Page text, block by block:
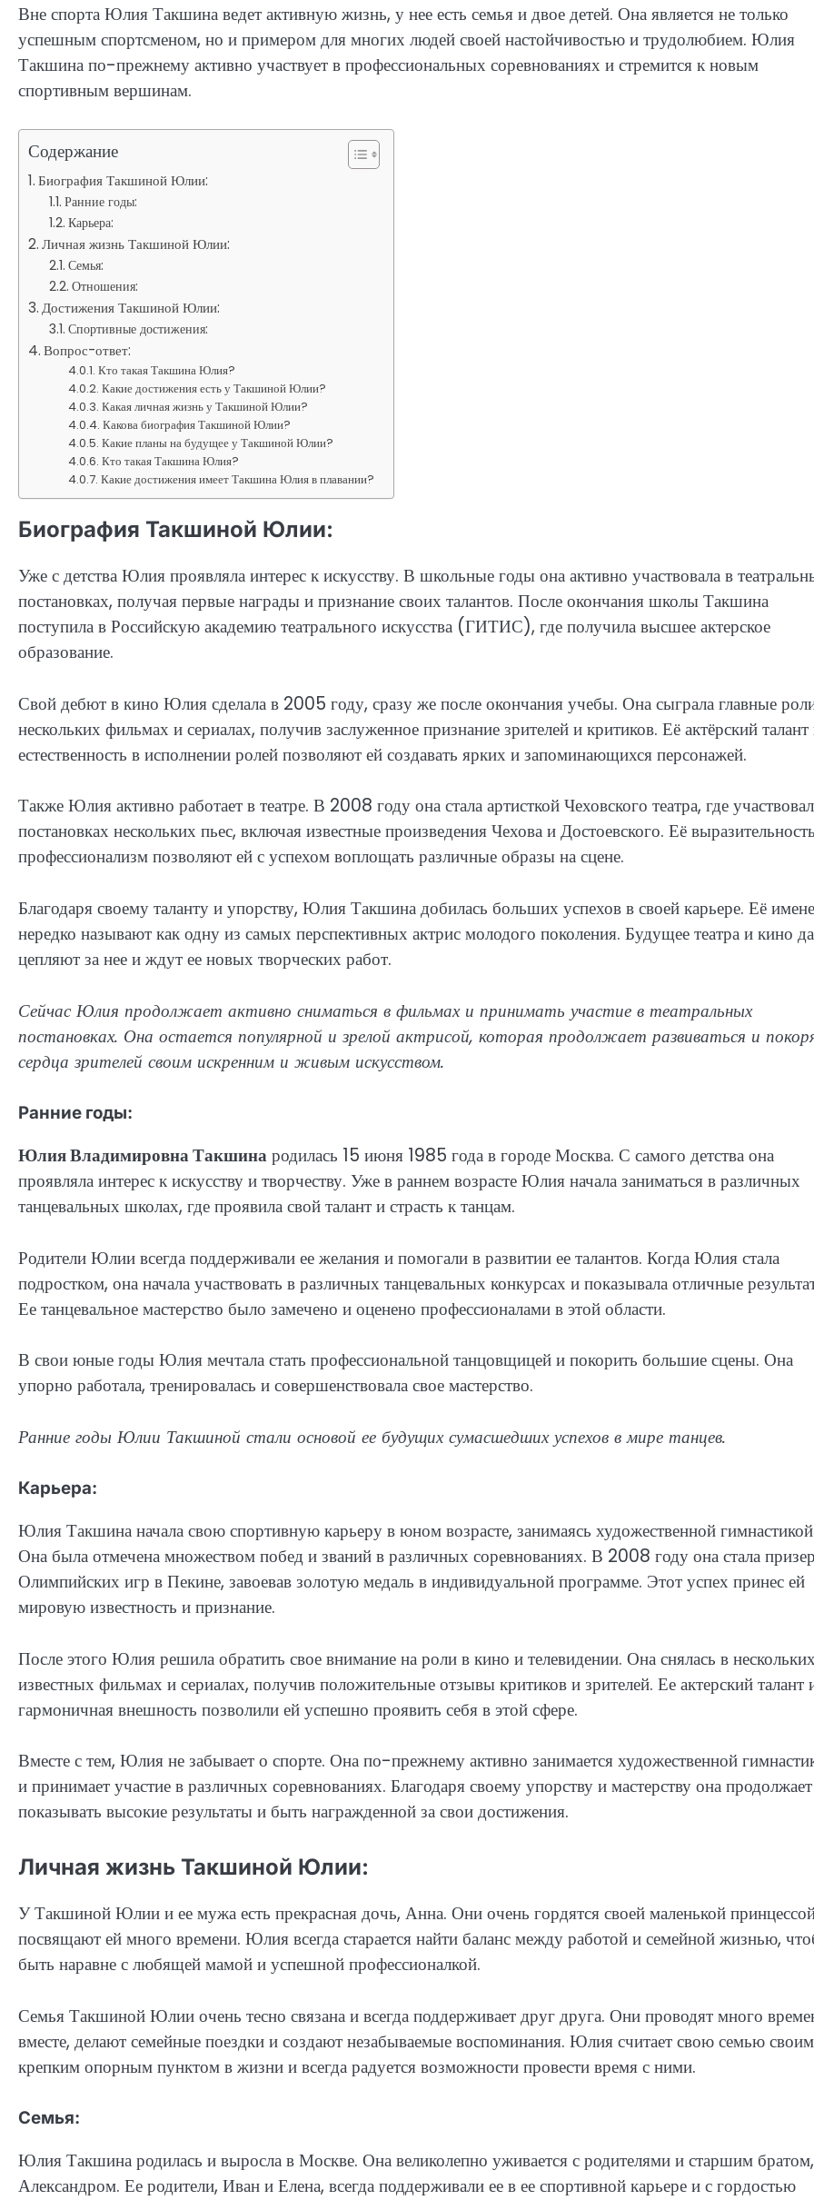
Вне спорта Юлия Такшина ведет активную жизнь, у нее есть семья и двое детей. Она является не только
успешным спортсменом, но и примером для многих людей своей настойчивостью и трудолюбием. Юлия
Такшина по-прежнему активно участвует в профессиональных соревнованиях и стремится к новым
спортивным вершинам.
Содержание
Биография Такшиной Юлии:
Ранние годы:
Карьера:
Личная жизнь Такшиной Юлии:
Семья:
Отношения:
Достижения Такшиной Юлии:
Спортивные достижения:
Вопрос-ответ:
Кто такая Такшина Юлия?
Какие достижения есть у Такшиной Юлии?
Какая личная жизнь у Такшиной Юлии?
Какова биография Такшиной Юлии?
Какие планы на будущее у Такшиной Юлии?
Кто такая Такшина Юлия?
Какие достижения имеет Такшина Юлия в плавании?
Биография Такшиной Юлии:
Уже с детства Юлия проявляла интерес к искусству. В школьные годы она активно участвовала в
постановках, получая первые награды и признание своих талантов. После окончания школы Такшина
поступила в Российскую академию театрального искусства (ГИТИС), где получила высшее актерское
образование.
Свой дебют в кино Юлия сделала в 2005 году, сразу же после окончания учебы. Она сыграла главные
нескольких фильмах и сериалах, получив заслуженное признание зрителей и критиков. Её актёрский талант
естественность в исполнении ролей позволяют ей создавать ярких и запоминающихся персонажей.
Также Юлия активно работает в театре. В 2008 году она стала артисткой Чеховского театра, где
постановках нескольких пьес, включая известные произведения Чехова и Достоевского. Её
профессионализм позволяют ей с успехом воплощать различные образы на сцене.
Благодаря своему таланту и упорству, Юлия Такшина добилась больших успехов в своей карьере. Её
нередко называют как одну из самых перспективных актрис молодого поколения. Будущее театра и кино
цепляют за нее и ждут ее новых творческих работ.
Сейчас Юлия продолжает активно сниматься в фильмах и принимать участие в театральных
постановках. Она остается популярной и зрелой актрисой, которая продолжает развиваться и
сердца зрителей своим искренним и живым искусством.
Ранние годы:
Юлия Владимировна Такшинародилась 15 июня 1985 года в городе Москва. С самого детства она
проявляла интерес к искусству и творчеству. Уже в раннем возрасте Юлия начала заниматься в различных
танцевальных школах, где проявила свой талант и страсть к танцам.
Родители Юлии всегда поддерживали ее желания и помогали в развитии ее талантов. Когда Юлия стала
подростком, она начала участвовать в различных танцевальных конкурсах и показывала отличные
Ее танцевальное мастерство было замечено и оценено профессионалами в этой области.
В свои юные годы Юлия мечтала стать профессиональной танцовщицей и покорить большие сцены. Она
упорно работала, тренировалась и совершенствовала свое мастерство.
Ранние годы Юлии Такшиной стали основой ее будущих сумасшедших успехов в мире танцев.
Карьера:
Юлия Такшина начала свою спортивную карьеру в юном возрасте, занимаясь художественной
Она была отмечена множеством побед и званий в различных соревнованиях. В 2008 году она стала
Олимпийских игр в Пекине, завоевав золотую медаль в индивидуальной программе. Этот успех принес ей
мировую известность и признание.
После этого Юлия решила обратить свое внимание на роли в кино и телевидении. Она снялась в
известных фильмах и сериалах, получив положительные отзывы критиков и зрителей. Ее актерский талант
гармоничная внешность позволили ей успешно проявить себя в этой сфере.
Вместе с тем, Юлия не забывает о спорте. Она по-прежнему активно занимается художественной
и принимает участие в различных соревнованиях. Благодаря своему упорству и мастерству она продолжает
показывать высокие результаты и быть награжденной за свои достижения.
Личная жизнь Такшиной Юлии:
У Такшиной Юлии и ее мужа есть прекрасная дочь, Анна. Они очень гордятся своей маленькой
посвящают ей много времени. Юлия всегда старается найти баланс между работой и семейной жизнью,
быть наравне с любящей мамой и успешной профессионалкой.
Семья Такшиной Юлии очень тесно связана и всегда поддерживает друг друга. Они проводят много
вместе, делают семейные поездки и создают незабываемые воспоминания. Юлия считает свою семью своим
крепким опорным пунктом в жизни и всегда радуется возможности провести время с ними.
Семья:
Юлия Такшина родилась и выросла в Москве. Она великолепно уживается с родителями и старшим братом,
Александром. Ее родители, Иван и Елена, всегда поддерживали ее в ее спортивной карьере и с гордостью